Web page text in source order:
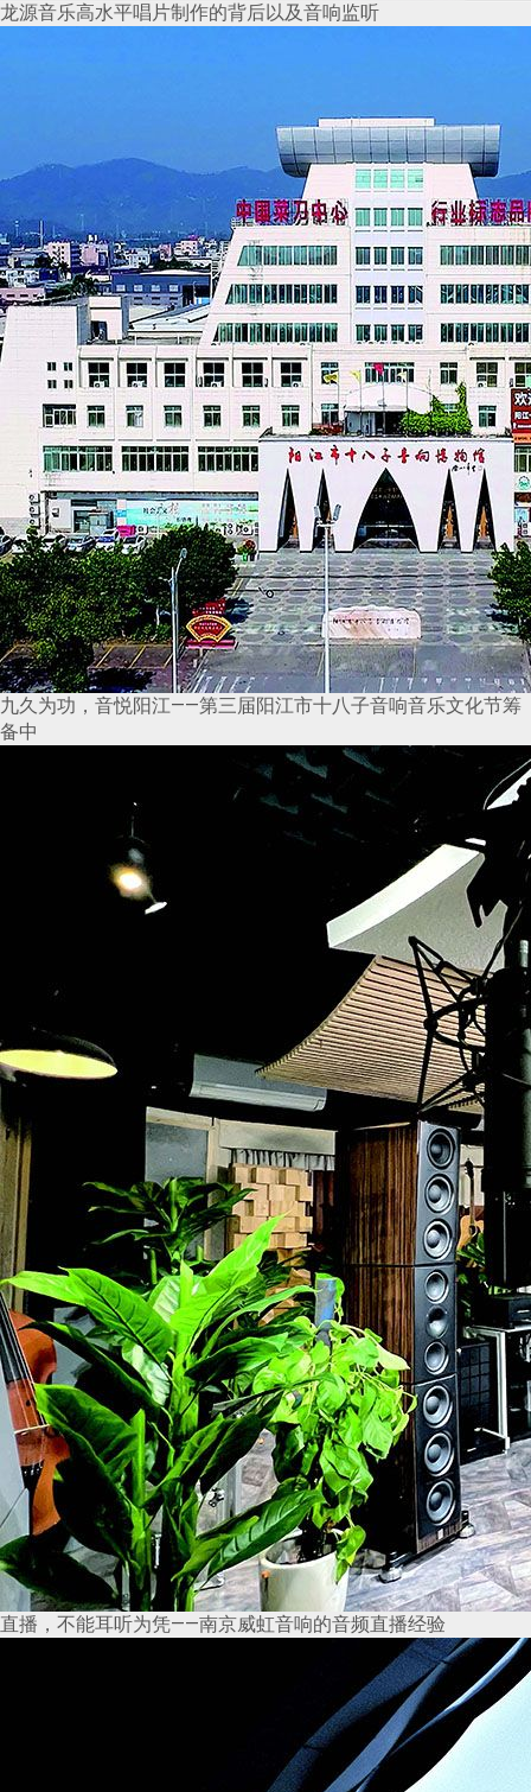
龙源音乐高水平唱片制作的背后以及音响监听
九久为功，音悦阳江——第三届阳江市十八子音响音乐文化节筹
备中
直播，不能耳听为凭——南京威虹音响的音频直播经验